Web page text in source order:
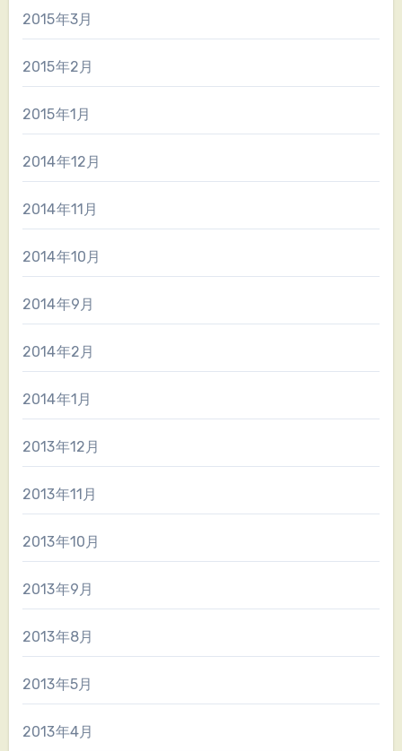
2015年3月
2015年2月
2015年1月
2014年12月
2014年11月
2014年10月
2014年9月
2014年2月
2014年1月
2013年12月
2013年11月
2013年10月
2013年9月
2013年8月
2013年5月
2013年4月